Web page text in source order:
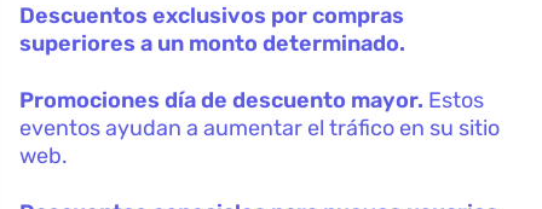
Descuentos exclusivos por compras
superiores a un monto determinado.
Promociones día de descuento mayor. Estos
eventos ayudan a aumentar el tráfico en su sitio
web.